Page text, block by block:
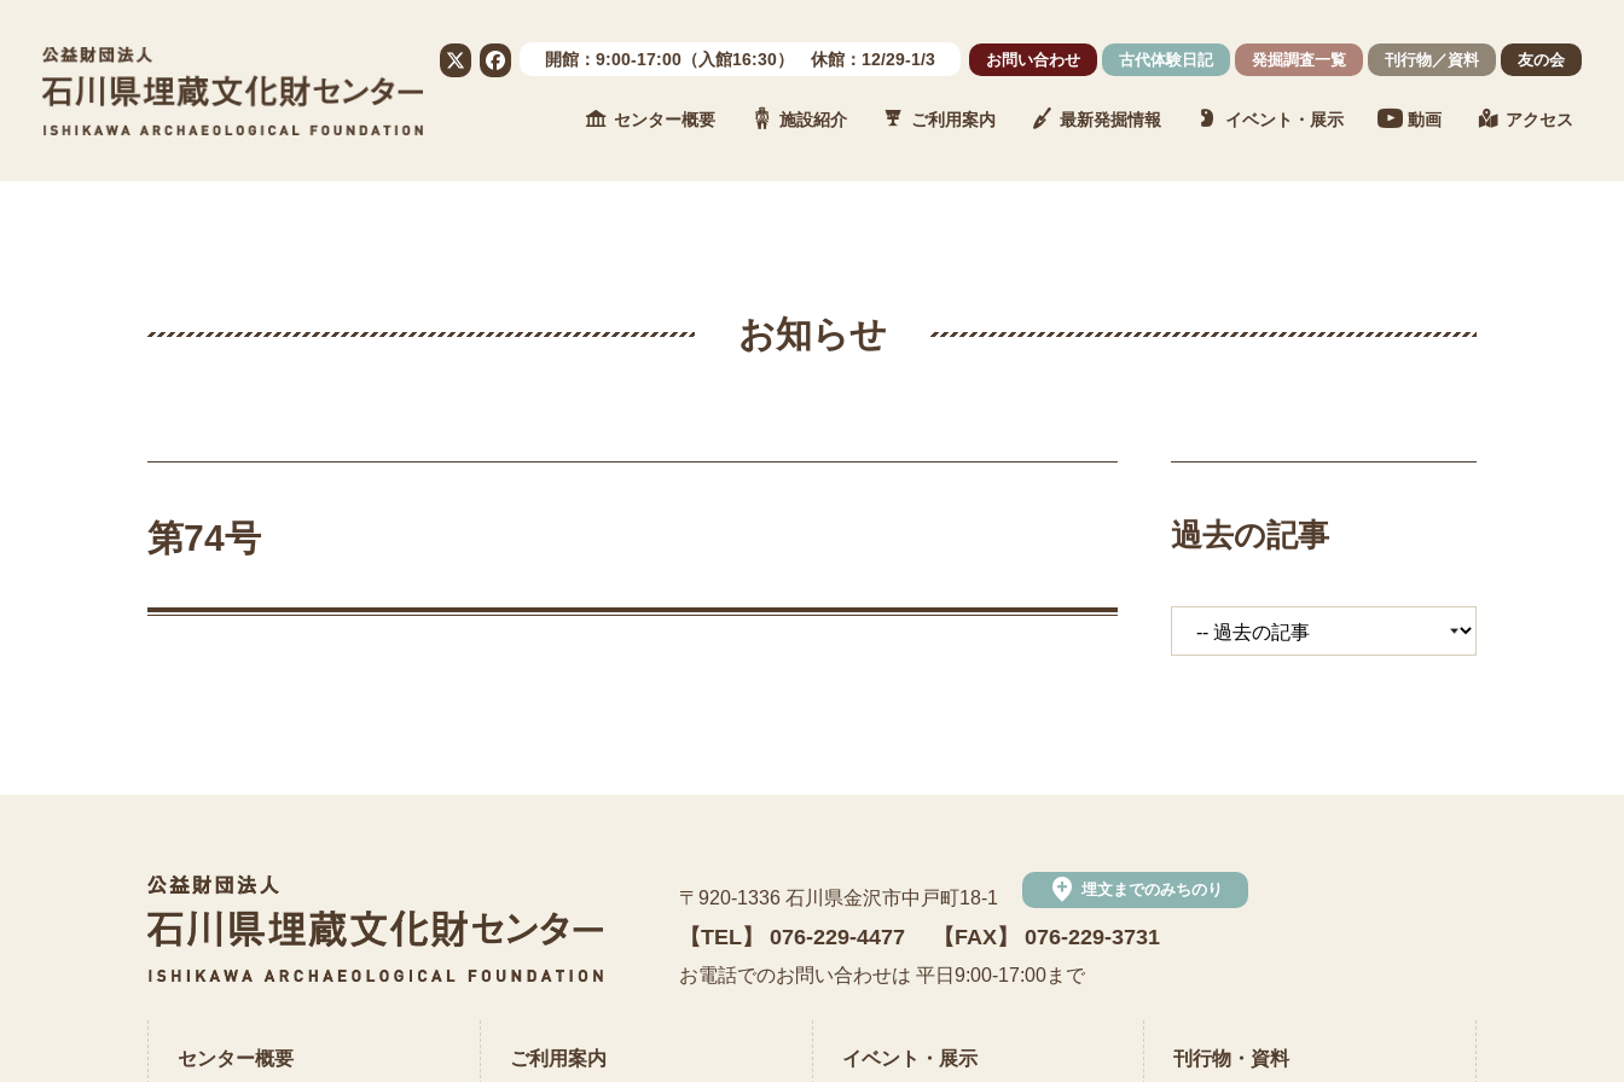
公益財団法人 石川県埋蔵文化財センター
開館：9:00-17:00（入館16:30） 休館：12/29-1/3 お問い合わせ 古代体験日記 発掘調査一覧 刊行物／資料 友の会
センター概要 施設紹介 ご利用案内 最新発掘情報 イベント・展示 動画 アクセス
お知らせ
第74号 過去の記事
公益財団法人 石川県埋蔵文化財センター
〒920-1336 石川県金沢市中戸町18-1 add_location 埋文までのみちのり
【TEL】 076-229-4477 【FAX】 076-229-3731
お電話でのお問い合わせは 平日9:00-17:00まで
センター概要 ご利用案内 イベント・展示 刊行物・資料